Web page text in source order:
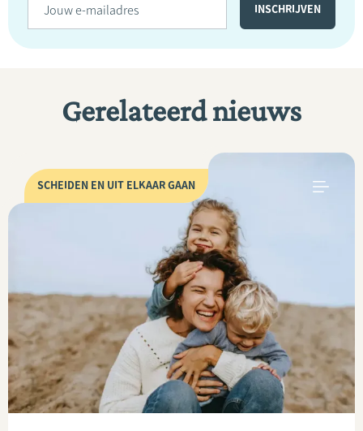
Gerelateerd nieuws
SCHEIDEN EN UIT ELKAAR GAAN